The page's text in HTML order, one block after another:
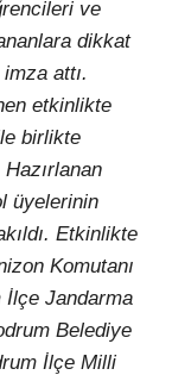
ve
dikkat
attı.
etkinlikte
birlikte
Hazırlanan
üyelerinin
Etkinlikte
Komutanı
İlçe Jandarma
Belediye
İlçe Milli